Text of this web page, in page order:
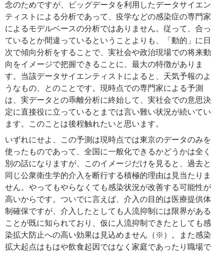
念のためですが、ビッグデータを利用したデータサイエン
ティストによる分析であって、疫学などの感染症の専門家
によるモデルベースの分析ではありません。従って、合っ
ているとか間違っているということよりも、「動的」に日
次で傾向分析をすることで、実社会や政治現場での将来動
向をイメージで把握できることに、最大の特徴がありま
す。当該データサイエンティストによると、天気予報のよ
うなもの、とのことです。現時点での専門家による予測
は、実データとの乖離分析に終始して、実社会での意思決
定に直接役に立っているとまでは言い難い状況が続いてい
ます。このことは後程触れたいと思います。
いずれにせよ、この予測は現時点では東京のデータのみを
使ったものであって、全国に一般化できるかどうかは全く
別の話になりますが、このイメージだけを見ると、過去と
同じ公衆衛生学的介入を断行する積極的理由は見当たりま
せん。やってもやらなくても感染状況が改善する可能性が
高いからです。ついでに言えば、介入の目的は医療提供体
制確保ですが、介入したとしても人流抑制には限界がある
ことが既に知られており、仮に人流抑制できたとしても感
染拡大防止への高い効果は見込めません（※）。また感染
拡大起点はもはや飲食起因ではなく家庭であったり職場で